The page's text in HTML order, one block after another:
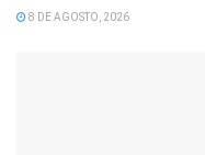
8 DE AGOSTO, 2026